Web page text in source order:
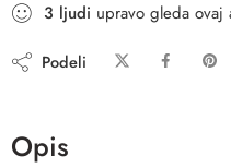
3 ljudi upravo gleda ovaj
Podeli
Opis